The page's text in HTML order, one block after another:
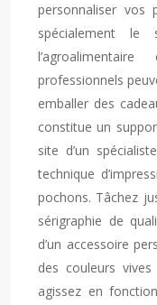
personnaliser vos
spécialement
professionnels
emballer des
constitue un
site d’un
technique
pochons. Tâchez
sérigraphie de
d’un accessoire
des couleurs
agissez en